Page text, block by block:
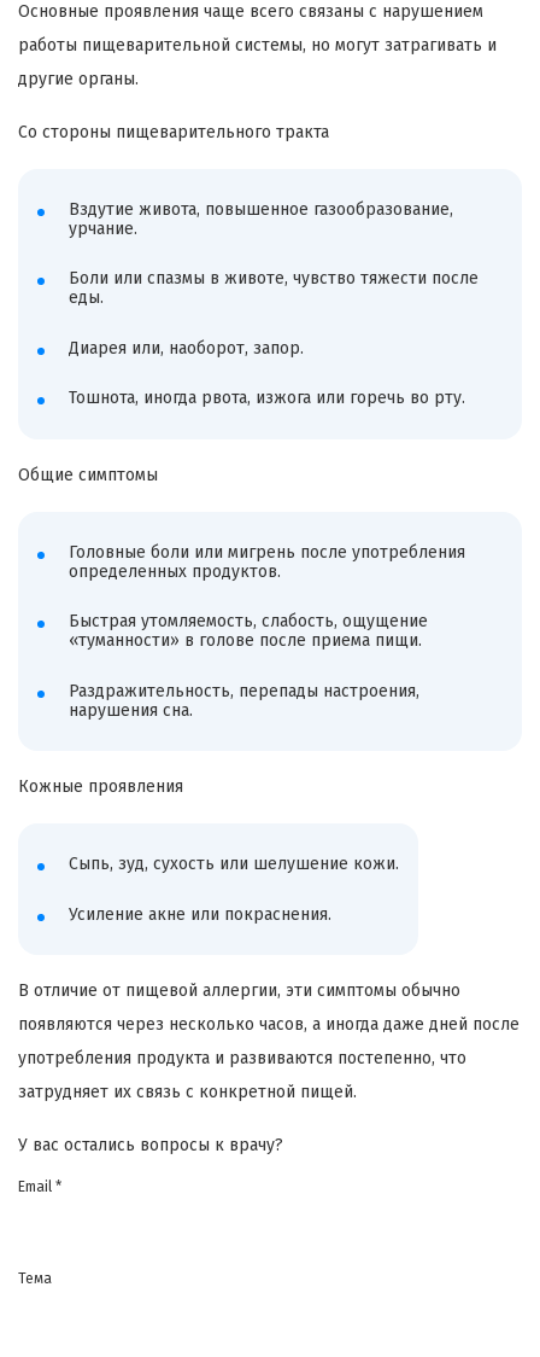
Основные проявления чаще всего связаны с нарушением
работы пищеварительной системы, но могут затрагивать и
другие органы.
Со стороны пищеварительного тракта
Вздутие живота, повышенное газообразование,
урчание.
Боли или спазмы в животе, чувство тяжести после
еды.
Диарея или, наоборот, запор.
Тошнота, иногда рвота, изжога или горечь во рту.
Общие симптомы
Головные боли или мигрень после употребления
определенных продуктов.
Быстрая утомляемость, слабость, ощущение
«туманности» в голове после приема пищи.
Раздражительность, перепады настроения,
нарушения сна.
Кожные проявления
Сыпь, зуд, сухость или шелушение кожи.
Усиление акне или покраснения.
В отличие от пищевой аллергии, эти симптомы обычно
появляются через несколько часов, а иногда даже дней после
употребления продукта и развиваются постепенно, что
затрудняет их связь с конкретной пищей.
У вас остались вопросы к врачу?
Email *
Тема